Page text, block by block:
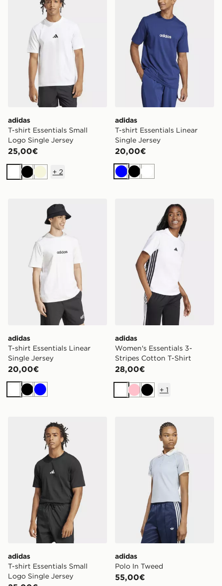
adidas
T-shirt Essentials Small
Logo Single Jersey
25,00€
Bianco
NeroBeige
+ 2
adidas
T-shirt Essentials Linear
Single Jersey
20,00€
BluNeroBianco
adidas T-shirt Essentials Linear Single Jersey
adidas
T-shirt Essentials Linear
Single Jersey
20,00€
Bianco
Nero
Blu
adidas Women's
adidas
Women's Essentials 3-
Stripes Cotton T-Shirt
28,00€
Bianco
RosaNero
+ 1
adidas T-shirt Essentials Small Logo Single Jersey
adidas
T-shirt Essentials Small
Logo Single Jersey
adidas Polo In Tweed
adidas
Polo In Tweed
55,00€